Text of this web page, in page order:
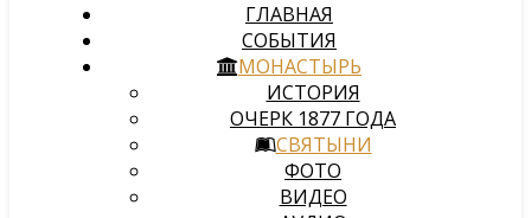
ГЛАВНАЯ
СОБЫТИЯ
МОНАСТЫРЬ
ИСТОРИЯ
ОЧЕРК 1877 ГОДА
СВЯТЫНИ
ФОТО
ВИДЕО